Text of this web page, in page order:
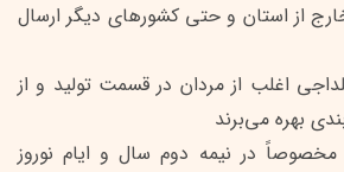
از استان و حتی کشورهای دیگر ارسال
اغلب از مردان در قسمت تولید و از
بهره می‌برند
در نیمه دوم سال و ایام نوروز